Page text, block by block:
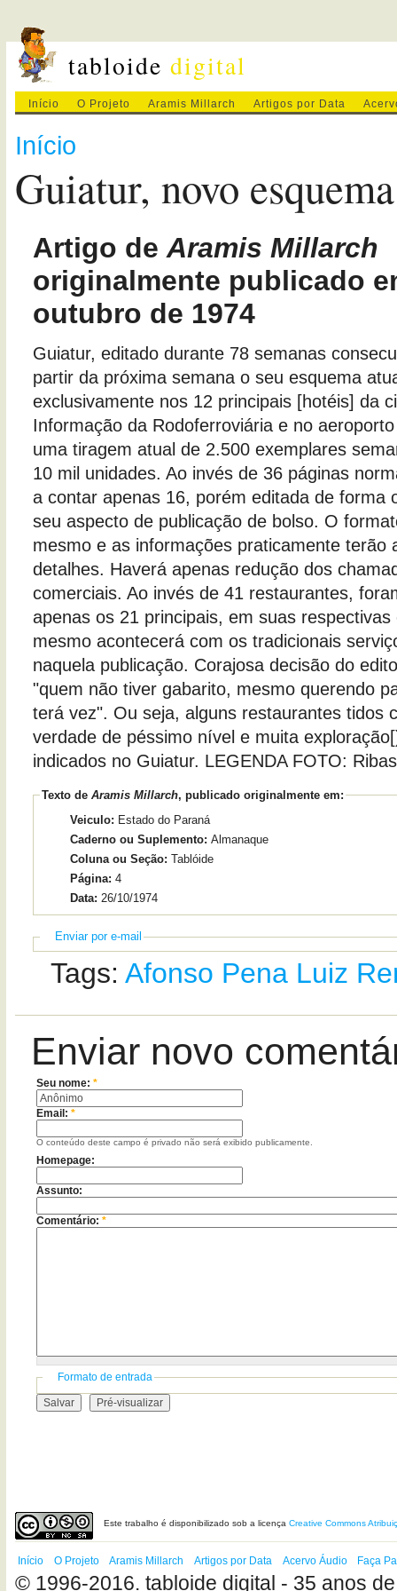
tabloidedigital
Início O Projeto Aramis Millarch Artigos por Data
Início
Guiatur, novo esquema
Artigo deAramis Millarch
originalmente publicado
outubro de 1974
Guiatur, editado durante 78 semanas
partir da próxima semana o seu esquema
exclusivamente nos 12 principais [hotéis] da
Informação da Rodoferroviária e no
uma tiragem atual de 2.500 exemplares
10 mil unidades. Ao invés de 36 páginas
a contar apenas 16, porém editada de forma
seu aspecto de publicação de bolso. O
mesmo e as informações praticamente terão
detalhes. Haverá apenas redução dos
comerciais. Ao invés de 41 restaurantes,
apenas os 21 principais, em suas respectivas
mesmo acontecerá com os tradicionais
naquela publicação. Corajosa decisão do
"quem não tiver gabarito, mesmo querendo
terá vez". Ou seja, alguns restaurantes tidos
verdade de péssimo nível e muita
indicados no Guiatur. LEGENDA FOTO: Ribas
Texto de Aramis Millarch, publicado originalmente em:
Veiculo: Estado do Paraná
Caderno ou Suplemento: Almanaque
Coluna ou Seção: Tablóide
Página: 4
Data: 26/10/1974
Enviar por e-mail
Tags: Afonso Pena Luiz
Enviar novo
Seu nome:*
Email:*
O conteúdo deste campo é privado não será exibido publicamente.
Homepage:
Assunto:
Comentário:*
Formato de entrada
Estetrabalho é disponibilizado sob a licençaCreative Commons
Início O Projeto Aramis Millarch Artigos por Data Acervo Áudio Faça
© 1996-2016. tabloide digital - 35 anos